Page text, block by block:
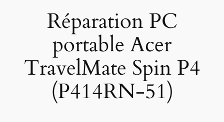
Réparation PC
portable Acer
TravelMate Spin P4
(P414RN-51)